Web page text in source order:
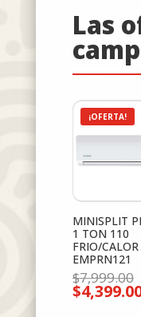
Las
¡OFERTA!
MINISPLIT
1 TON 110
FRIO/
EMPRN121
$7,999.00El
$